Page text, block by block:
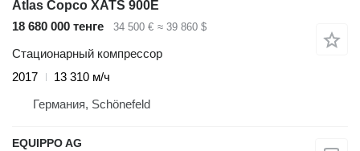
Atlas Copco XATS 900E
18 680 000 тенге
34 500 € ≈ 39 860 $
Стационарный компрессор
2017
13 310 м/ч
Германия, Schönefeld
EQUIPPO AG